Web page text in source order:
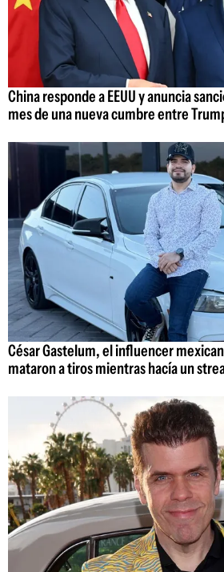
China responde a EEUU y anuncia
mes de una nueva cumbre entre
César Gastelum, el influencer
mataron a tiros mientras hacía un